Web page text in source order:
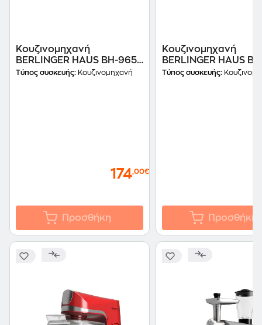
Κουζινομηχανή
BERLINGER HAUS BH-9651
1300 W 6 L Μαύρο
Τύπος συσκευής: Κουζινομηχανή
174,00€
Προσθήκη
Κουζινομηχανή
BERLINGER HAUS
1300 W 6 L Μαύρο
Τύπος συσκευής:
Προσθήκη